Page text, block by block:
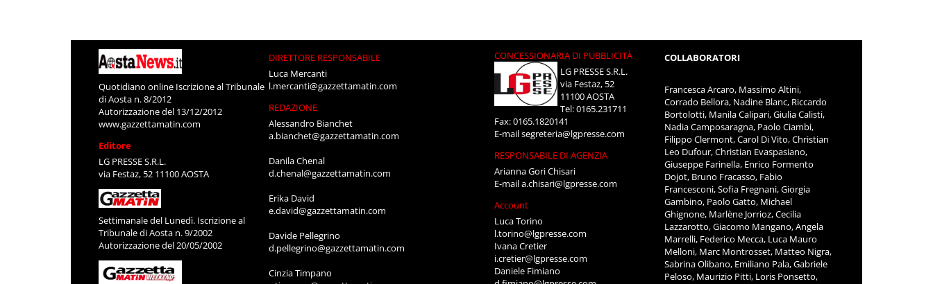
Quotidiano online Iscrizione al Tribunale
di Aosta n. 8/2012
Autorizzazione del 13/12/2012
www.gazzettamatin.com
Editore
LG PRESSE S.R.L.
via Festaz, 52 11100 AOSTA
Settimanale del Lunedì. Iscrizione al
Tribunale di Aosta n. 9/2002
Autorizzazione del 20/05/2002
DIRETTORE RESPONSABILE
Luca Mercanti
l.mercanti@gazzettamatin.com
REDAZIONE
Alessandro Bianchet
a.bianchet@gazzettamatin.com
Danila Chenal
d.chenal@gazzettamatin.com
Erika David
e.david@gazzettamatin.com
Davide Pellegrino
d.pellegrino@gazzettamatin.com
Cinzia Timpano
CONCESSIONARIA DI PUBBLICITÀ
LG PRESSE S.R.L.
via Festaz, 52
11100 AOSTA
Tel: 0165.231711
Fax: 0165.1820141
E-mailsegreteria@lgpresse.com
RESPONSABILE DI AGENZIA
Arianna Gori Chisari
E-maila.chisari@lgpresse.com
Account
Luca Torino
l.torino@lgpresse.com
Ivana Cretier
i.cretier@lgpresse.com
Daniele Fimiano
COLLABORATORI
Francesca Arcaro, Massimo Altini,
Corrado Bellora, Nadine Blanc, Riccardo
Bortolotti, Manila Calipari, Giulia Calisti,
Nadia Camposaragna, Paolo Ciambi,
Filippo Clermont, Carol Di Vito, Christian
Leo Dufour, Christian Evaspasiano,
Giuseppe Farinella, Enrico Formento
Dojot, Bruno Fracasso, Fabio
Francesconi, Sofia Fregnani, Giorgia
Gambino, Paolo Gatto, Michael
Ghignone, Marlène Jorrioz, Cecilia
Lazzarotto, Giacomo Mangano, Angela
Marrelli, Federico Mecca, Luca Mauro
Melloni, Marc Montrosset, Matteo Nigra,
Sabrina Olibano, Emiliano Pala, Gabriele
Peloso, Maurizio Pitti, Loris Ponsetto,